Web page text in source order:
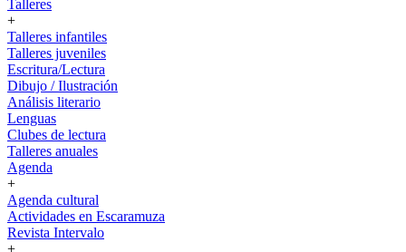
Talleres
+
Talleres infantiles
Talleres juveniles
Escritura/Lectura
Dibujo / Ilustración
Análisis literario
Lenguas
Clubes de lectura
Talleres anuales
Agenda
+
Agenda cultural
Actividades en Escaramuza
Revista Intervalo
+